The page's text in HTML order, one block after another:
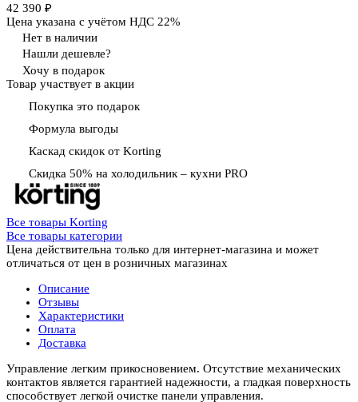
42 390 ₽
Цена указана с учётом НДС 22%
Нет в наличии
Нашли дешевле?
Хочу в подарок
Товар участвует в акции
Покупка это подарок
Формула выгоды
Каскад скидок от Korting
Скидка 50% на холодильник – кухни PRO
Все товары Korting
Все товары категории
Цена действительна только для интернет-магазина и может
отличаться от цен в розничных магазинах
Описание
Отзывы
Характеристики
Оплата
Доставка
Управление легким прикосновением. Отсутствие механических
контактов является гарантией надежности, а гладкая поверхность
способствует легкой очистке панели управления.